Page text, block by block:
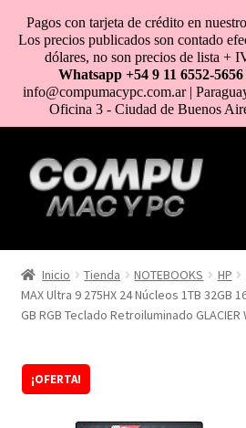
al
contenido
HOME
TIENDA
MI CUENTA
Inicio Tienda NOTEBOOKS HP
MAX Ultra 9 275HX 24 Núcleos 1TB 32GB
GB RGB Teclado Retroiluminado GLACIER
¡OFERTA!
Pagos con tarjeta de crédito en
Los precios publicados son contado
dólares, no son precios de lista +
Whatsapp +54 9 11 6552-5656
info@compumacypc.com.ar |
Oficina 3 - Ciudad de Buenos